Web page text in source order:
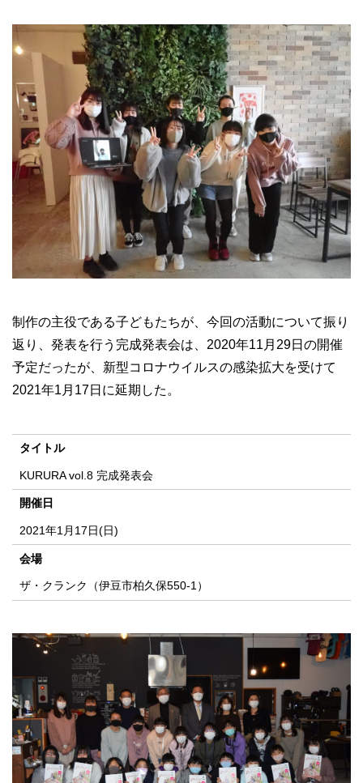
制作の主役である子どもたちが、今回の活動について振り
返り、発表を行う完成発表会は、2020年11月29日の開催
予定だったが、新型コロナウイルスの感染拡大を受けて
2021年1月17日に延期した。
タイトル
KURURA vol.8 完成発表会
開催日
2021年1月17日(日)
会場
ザ・クランク（伊豆市柏久保550-1）